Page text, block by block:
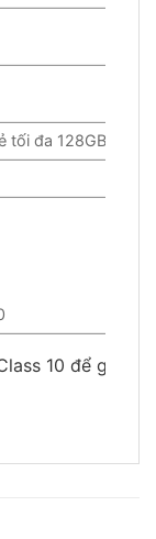
tối đa 128GB)
10 để ghi